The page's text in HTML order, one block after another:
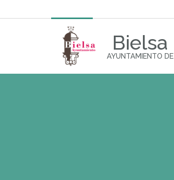
Bielsa
AYUNTAMIENTO DE